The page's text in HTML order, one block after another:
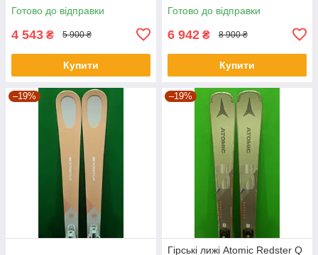
Готово до відправки
4 543 ₴ 5 900 ₴
Купити
Готово до відправки
6 942 ₴ 8 900 ₴
Купити
–19% –19%
Гірські лижі Atomic Redster Q